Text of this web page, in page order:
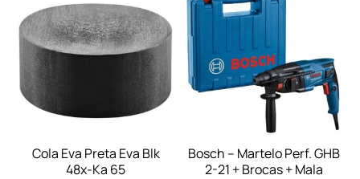
Cola Eva Preta Eva Blk
48x-Ka 65
Bosch – Martelo Perf. GHB
2-21 + Brocas + Mala